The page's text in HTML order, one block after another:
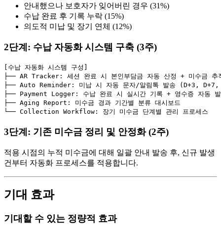
안내했으나 보호자가 잊어버린 경우 (31%)
수납 완료 후 기록 누락 (15%)
의도적 미납 및 장기 연체 (12%)
2단계: 수납 자동화 시스템 구축 (3주)
[수납 자동화 시스템 구성]
├── AR Tracker: 세션 완료 시 본인부담금 자동 산정 + 미수금 추
├── Auto Reminder: 미납 시 자동 문자/알림톡 발송 (D+3, D+7,
├── Payment Logger: 수납 완료 시 실시간 기록 + 영수증 자동
├── Aging Report: 미수금 경과 기간별 분류 대시보드
3단계: 기존 미수금 정리 및 안정화 (2주)
적용 시점의 누적 미수금에 대해 일괄 안내 발송 후, 신규 발생
건부터 자동화 프로세스를 적용합니다.
기대 효과
기대할 수 있는 정량적 효과